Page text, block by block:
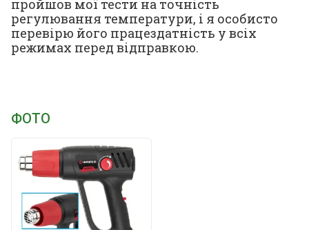
пройшов мої тести на точність
регулювання температури, і я особисто
перевірю його працездатність у всіх
режимах перед відправкою.
ФОТО